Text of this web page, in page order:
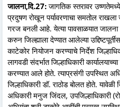
जालना,दि.27:जागतिक स्तरावर
प्रदुषण रोखून पर्यावरणाचा समतोल राखला
गरज बनली आहे. येत्या पावसाळयात जालना
करुन जिल्ह्याला देण्यात आलेल्या
काटेकोर नियोजन करण्याचे निर्देश
लागवडी संदर्भात जिल्हाधिकारी
करण्यात आले होते. त्याप्रसंगी उपस्थित
जिल्हाधिकारी डॉ. राठोड बोलत होते. यावेळी
अधिकारी मनुज जिंदल, उपजिल्हाधिकारी